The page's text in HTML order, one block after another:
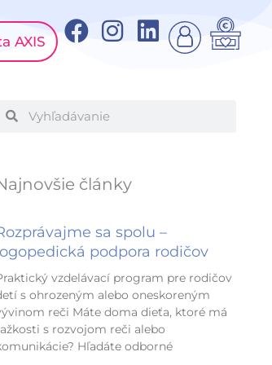
AXIS
F
a
b
o
k
I
r
a
m
L
VyhľadaťVyhľadať
články
sa spolu –
podpora rodičov
vzdelávací program pre rodičov
s ohrozeným alebo oneskoreným
reči Máte doma dieťa, ktoré má
s rozvojom reči alebo
Hľadáte odborné